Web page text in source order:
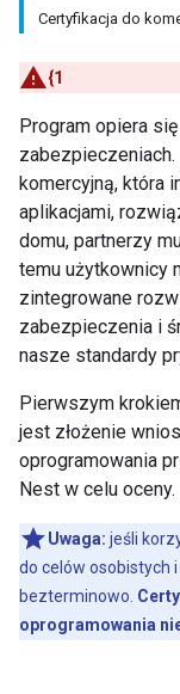
Certyfikacja do
{1
Program opiera
komercyjną, która
aplikacjami,
domu, partnerzy
temu użytkownicy
zintegrowane
zabezpieczenia i
nasze standardy
Pierwszym
jest złożenie
oprogramowania
Nest w celu oceny.
Uwaga: jeśli
do celów osobistych
bezterminowo.
oprogramowania